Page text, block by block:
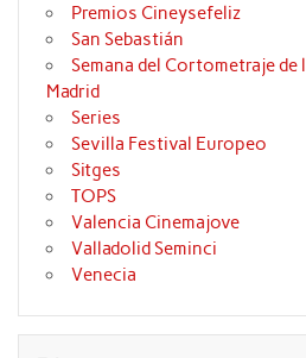
Premios Cineysefeliz
San Sebastián
Semana del Cortometraje de
Madrid
Series
Sevilla Festival Europeo
Sitges
TOPS
Valencia Cinemajove
Valladolid Seminci
Venecia